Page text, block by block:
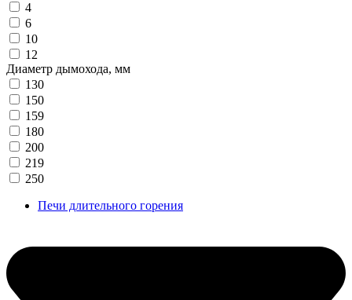
4
6
10
12
Диаметр дымохода, мм
130
150
159
180
200
219
250
Печи длительного горения